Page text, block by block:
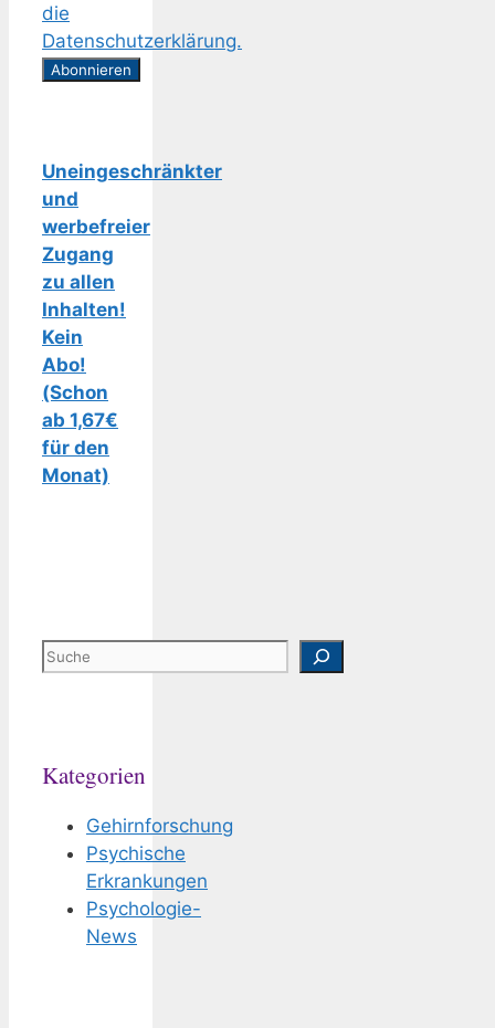
die
Datenschutzerklärung.
Uneingeschränkter
und
werbefreier
Zugang
zu allen
Inhalten!
Kein
Abo!
(Schon
ab 1,67€
für den
Monat)
Suchen
Kategorien
Gehirnforschung
Psychische
Erkrankungen
Psychologie-
News